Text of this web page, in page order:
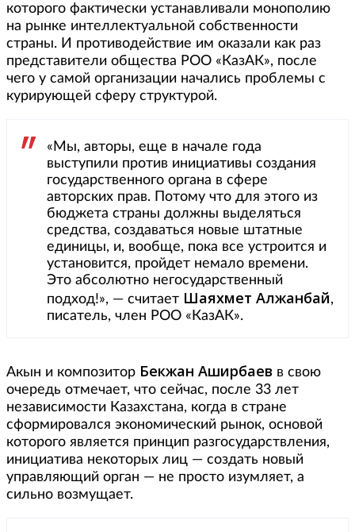
которого фактически устанавливали монополию
на рынке интеллектуальной собственности
страны. И противодействие им оказали как раз
представители общества РОО «КазАК», после
чего у самой организации начались проблемы с
курирующей сферу структурой.
«Мы, авторы, еще в начале года
выступили против инициативы создания
государственного органа в сфере
авторских прав. Потому что для этого из
бюджета страны должны выделяться
средства, создаваться новые штатные
единицы, и, вообще, пока все устроится и
установится, пройдет немало времени.
Это абсолютно негосударственный
подход!», — считает Шаяхмет Алжанбай,
писатель, член РОО «КазАК».
Акын и композитор Бекжан Аширбаев в свою
очередь отмечает, что сейчас, после 33 лет
независимости Казахстана, когда в стране
сформировался экономический рынок, основой
которого является принцип разгосударствления,
инициатива некоторых лиц — создать новый
управляющий орган — не просто изумляет, а
сильно возмущает.